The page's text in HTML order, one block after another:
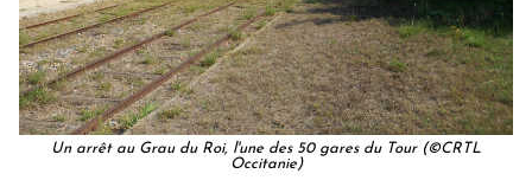
Un arrêt au Grau du Roi, l'une des 50 gares du Tour (©CRTL
Occitanie)